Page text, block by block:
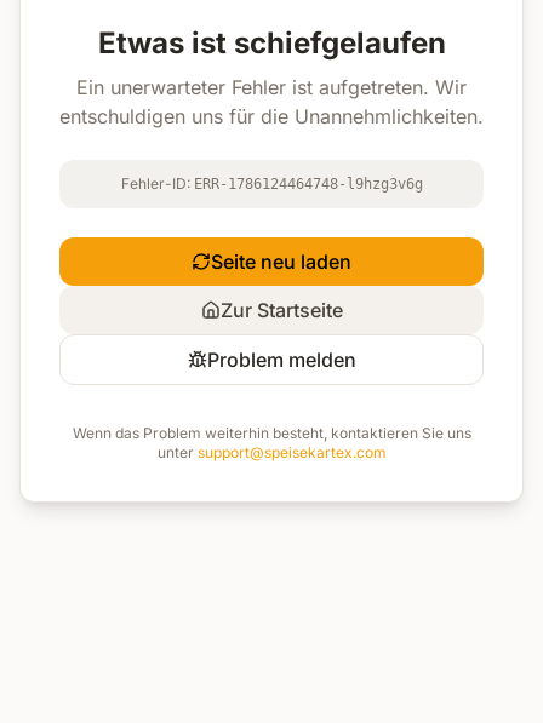
Etwas ist schiefgelaufen
Ein unerwarteter Fehler ist aufgetreten. Wir
entschuldigen uns für die Unannehmlichkeiten.
Fehler-ID: ERR-1786124464748-l9hzg3v6g
Seite neu laden
Zur Startseite
Problem melden
Wenn das Problem weiterhin besteht, kontaktieren Sie uns
unter support@speisekartex.com